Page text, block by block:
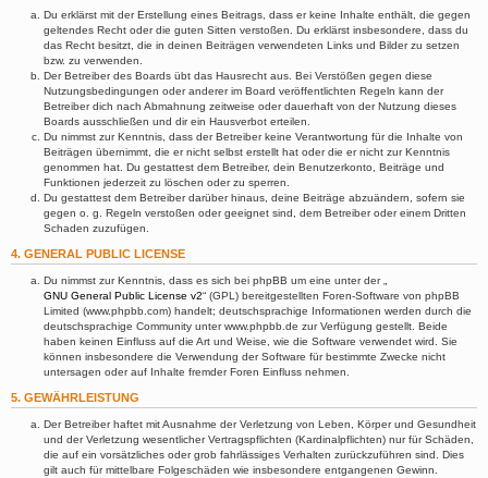
Du erklärst mit der Erstellung eines Beitrags, dass er keine Inhalte enthält, die gegen
geltendes Recht oder die guten Sitten verstoßen. Du erklärst insbesondere, dass du
das Recht besitzt, die in deinen Beiträgen verwendeten Links und Bilder zu setzen
bzw. zu verwenden.
Der Betreiber des Boards übt das Hausrecht aus. Bei Verstößen gegen diese
Nutzungsbedingungen oder anderer im Board veröffentlichten Regeln kann der
Betreiber dich nach Abmahnung zeitweise oder dauerhaft von der Nutzung dieses
Boards ausschließen und dir ein Hausverbot erteilen.
Du nimmst zur Kenntnis, dass der Betreiber keine Verantwortung für die Inhalte von
Beiträgen übernimmt, die er nicht selbst erstellt hat oder die er nicht zur Kenntnis
genommen hat. Du gestattest dem Betreiber, dein Benutzerkonto, Beiträge und
Funktionen jederzeit zu löschen oder zu sperren.
Du gestattest dem Betreiber darüber hinaus, deine Beiträge abzuändern, sofern sie
gegen o. g. Regeln verstoßen oder geeignet sind, dem Betreiber oder einem Dritten
Schaden zuzufügen.
4. GENERAL PUBLIC LICENSE
Du nimmst zur Kenntnis, dass es sich bei phpBB um eine unter der „
GNU General Public License v2“ (GPL) bereitgestellten Foren-Software von phpBB
Limited (www.phpbb.com) handelt; deutschsprachige Informationen werden durch die
deutschsprachige Community unter www.phpbb.de zur Verfügung gestellt. Beide
haben keinen Einfluss auf die Art und Weise, wie die Software verwendet wird. Sie
können insbesondere die Verwendung der Software für bestimmte Zwecke nicht
untersagen oder auf Inhalte fremder Foren Einfluss nehmen.
5. GEWÄHRLEISTUNG
Der Betreiber haftet mit Ausnahme der Verletzung von Leben, Körper und Gesundheit
und der Verletzung wesentlicher Vertragspflichten (Kardinalpflichten) nur für Schäden,
die auf ein vorsätzliches oder grob fahrlässiges Verhalten zurückzuführen sind. Dies
gilt auch für mittelbare Folgeschäden wie insbesondere entgangenen Gewinn.